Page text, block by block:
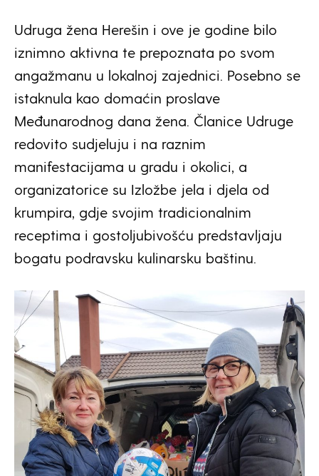
Udruga žena Herešin i ove je godine bilo
iznimno aktivna te prepoznata po svom
angažmanu u lokalnoj zajednici. Posebno se
istaknula kao domaćin proslave
Međunarodnog dana žena. Članice Udruge
redovito sudjeluju i na raznim
manifestacijama u gradu i okolici, a
organizatorice su Izložbe jela i djela od
krumpira, gdje svojim tradicionalnim
receptima i gostoljubivošću predstavljaju
bogatu podravsku kulinarsku baštinu.